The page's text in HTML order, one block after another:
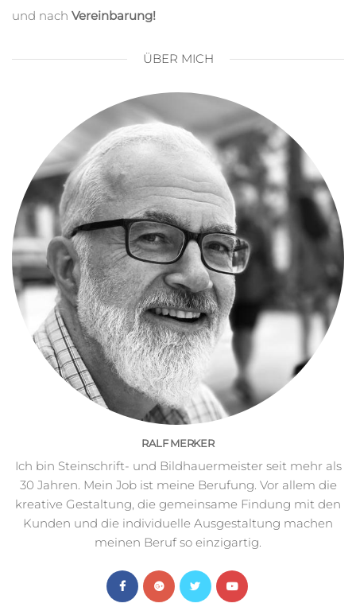
und nach Vereinbarung!
ÜBER MICH
RALF MERKER
Ich bin Steinschrift- und Bildhauermeister seit mehr als
30 Jahren. Mein Job ist meine Berufung. Vor allem die
kreative Gestaltung, die gemeinsame Findung mit den
Kunden und die individuelle Ausgestaltung machen
meinen Beruf so einzigartig.